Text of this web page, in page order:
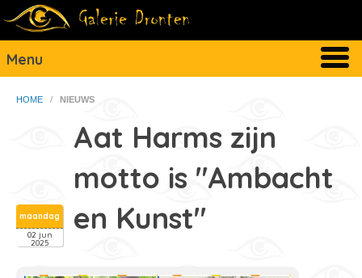
Menu
HOME / NIEUWS
Aat Harms zijn
motto is "Ambacht
en Kunst"
maandag
02 jun
2025